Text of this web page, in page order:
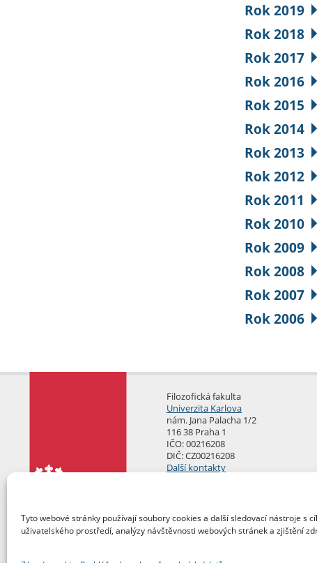
Tyto webové stránky používají soubory cookies a další sledovací nástroje s
uživatelského prostředí, analýzy návštěvnosti webových stránek a zjištění
Rok 2019
Rok 2018
Rok 2017
Rok 2016
Rok 2015
Rok 2014
Rok 2013
Rok 2012
Rok 2011
Rok 2010
Rok 2009
Rok 2008
Rok 2007
Rok 2006
Filozofická fakulta
Univerzita Karlova
nám. Jana Palacha 1/2
116 38 Praha 1
IČO: 00216208
DIČ: CZ00216208
Další kontakty